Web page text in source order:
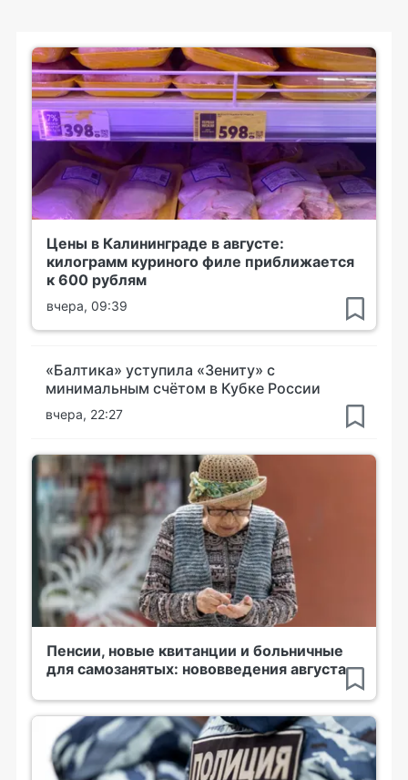
Цены в Калининграде в августе:
килограмм куриного филе приближается
к 600 рублям
вчера, 09:39
«Балтика» уступила «Зениту» с
минимальным счётом в Кубке России
вчера, 22:27
Пенсии, новые квитанции и больничные
для самозанятых: нововведения августа